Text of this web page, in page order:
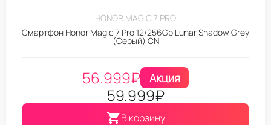
HONOR MAGIC 7 PRO
Смартфон Honor Magic 7 Pro 12/256Gb Lunar Shadow Grey
(Серый) CN
56.999₽ Акция
59.999₽
В корзину